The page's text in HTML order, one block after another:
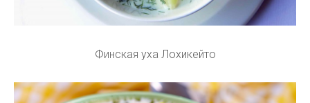
Финская уха Лохикейто